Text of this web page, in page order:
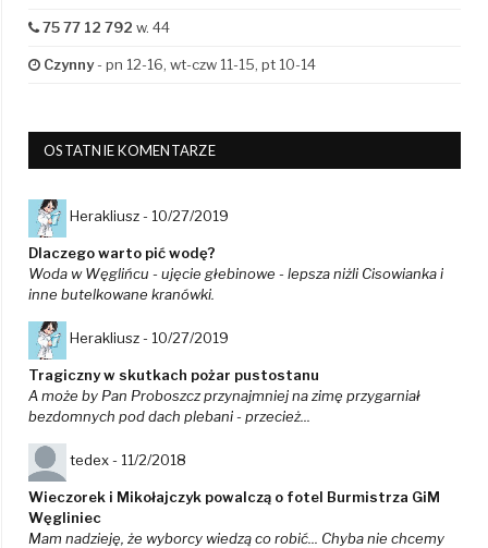
75 77 12 792 w. 44
Czynny- pn 12-16, wt-czw 11-15, pt 10-14
OSTATNIE KOMENTARZE
Herakliusz - 10/27/2019
Dlaczego warto pić wodę?
Woda w Węglińcu - ujęcie głebinowe - lepsza niżli Cisowianka i
inne butelkowane kranówki.
Herakliusz - 10/27/2019
Tragiczny w skutkach pożar pustostanu
A może by Pan Proboszcz przynajmniej na zimę przygarniał
bezdomnych pod dach plebani - przecież...
tedex - 11/2/2018
Wieczorek i Mikołajczyk powalczą o fotel Burmistrza GiM
Węgliniec
Mam nadzieję, że wyborcy wiedzą co robić... Chyba nie chcemy